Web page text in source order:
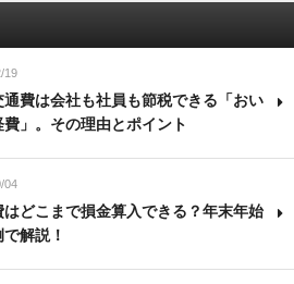
19
通費は会社も社員も節税できる「おい
費」。その理由とポイント
04
はどこまで損金算入できる？年末年始
解説！